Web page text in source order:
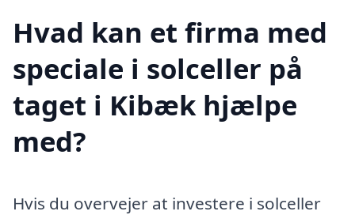
Hvad kan et firma med
speciale i solceller på
taget i Kibæk hjælpe
med?
Hvis du overvejer at investere i solceller